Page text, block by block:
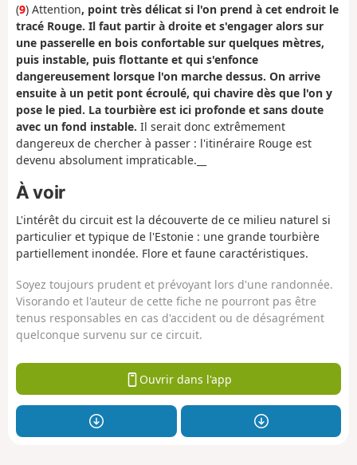
(9) Attention, point très délicat si l'on prend à cet endroit le
tracé Rouge. Il faut partir à droite et s'engager alors sur
une passerelle en bois confortable sur quelques mètres,
puis instable, puis flottante et qui s'enfonce
dangereusement lorsque l'on marche dessus. On arrive
ensuite à un petit pont écroulé, qui chavire dès que l'on y
pose le pied. La tourbière est ici profonde et sans doute
avec un fond instable. Il serait donc extrêmement
dangereux de chercher à passer : l'itinéraire Rouge est
devenu absolument impraticable.__
À voir
L'intérêt du circuit est la découverte de ce milieu naturel si
particulier et typique de l'Estonie : une grande tourbière
partiellement inondée. Flore et faune caractéristiques.
Soyez toujours prudent et prévoyant lors d'une randonnée.
Visorando et l'auteur de cette fiche ne pourront pas être
tenus responsables en cas d'accident ou de désagrément
quelconque survenu sur ce circuit.
Ouvrir dans l'app